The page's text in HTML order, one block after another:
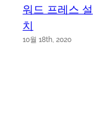
워드 프레스 설
치
10월 18th, 2020